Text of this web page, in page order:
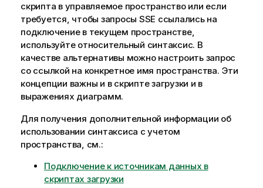
скрипта в управляемое пространствоили если
требуется, чтобы запросы SSE ссылались на
подключение в текущем пространстве,
используйте относительный синтаксис. В
качестве альтернативы можно настроить запрос
со ссылкой на конкретное имя пространства. Эти
концепции важны и в скрипте загрузки и в
выражениях диаграмм.
Для получения дополнительной информации об
использовании синтаксиса с учетом
пространства, см.:
Подключение к источникам данных в
скриптах загрузки